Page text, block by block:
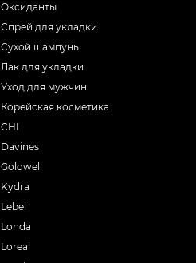
Оксиданты
Спрей для укладки
Сухой шампунь
Лак для укладки
Уход для мужчин
Корейская косметика
CHI
Davines
Goldwell
Kydra
Lebel
Londa
Loreal